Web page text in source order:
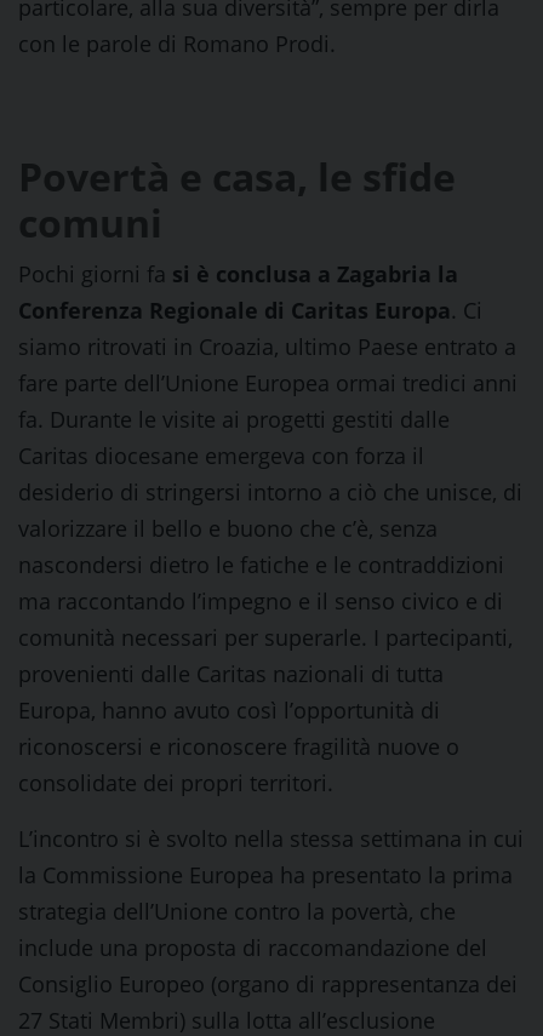
particolare, alla sua diversità”, sempre per dirla
con le parole di Romano Prodi.
Povertà e casa, le sfide
comuni
Pochi giorni fa si è conclusa a Zagabria la
Conferenza Regionale di Caritas Europa. Ci
siamo ritrovati in Croazia, ultimo Paese entrato a
fare parte dell’Unione Europea ormai tredici anni
fa. Durante le visite ai progetti gestiti dalle
Caritas diocesane emergeva con forza il
desiderio di stringersi intorno a ciò che unisce, di
valorizzare il bello e buono che c’è, senza
nascondersi dietro le fatiche e le contraddizioni
ma raccontando l’impegno e il senso civico e di
comunità necessari per superarle. I partecipanti,
provenienti dalle Caritas nazionali di tutta
Europa, hanno avuto così l’opportunità di
riconoscersi e riconoscere fragilità nuove o
consolidate dei propri territori.
L’incontro si è svolto nella stessa settimana in cui
la Commissione Europea ha presentato la prima
strategia dell’Unione contro la povertà, che
include una proposta di raccomandazione del
Consiglio Europeo (organo di rappresentanza dei
27 Stati Membri) sulla lotta all’esclusione